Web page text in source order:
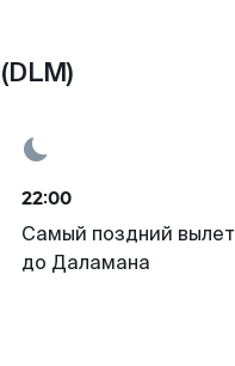
22:00
Самый поздний вылет
до Даламана